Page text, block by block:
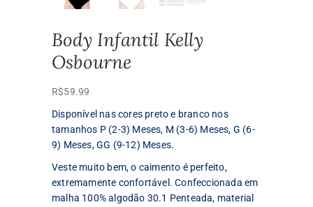
Body Infantil Kelly
Osbourne
R$59.99
Disponível nas cores preto e branco nos
tamanhos P (2-3) Meses, M (3-6) Meses, G (6-
9) Meses, GG (9-12) Meses.
Veste muito bem, o caimento é perfeito,
extremamente confortável. Confeccionada em
malha 100% algodão 30.1 Penteada, material